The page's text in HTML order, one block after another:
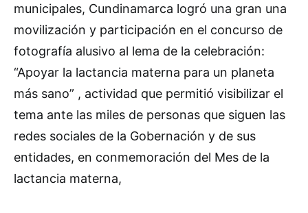
municipales, Cundinamarca logró una gran una
movilización y participación en el concurso de
fotografía alusivo al lema de la celebración:
“Apoyar la lactancia materna para un planeta
más sano” , actividad que permitió visibilizar el
tema ante las miles de personas que siguen las
redes sociales de la Gobernación y de sus
entidades, en conmemoración del Mes de la
lactancia materna,